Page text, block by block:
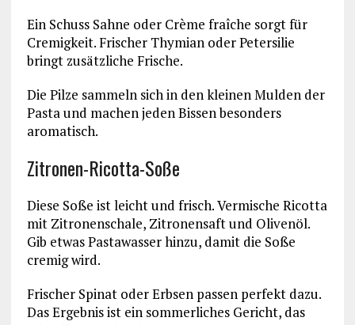
Ein Schuss Sahne oder Crème fraîche sorgt für
Cremigkeit. Frischer Thymian oder Petersilie
bringt zusätzliche Frische.
Die Pilze sammeln sich in den kleinen Mulden der
Pasta und machen jeden Bissen besonders
aromatisch.
Zitronen-Ricotta-Soße
Diese Soße ist leicht und frisch. Vermische Ricotta
mit Zitronenschale, Zitronensaft und Olivenöl.
Gib etwas Pastawasser hinzu, damit die Soße
cremig wird.
Frischer Spinat oder Erbsen passen perfekt dazu.
Das Ergebnis ist ein sommerliches Gericht, das